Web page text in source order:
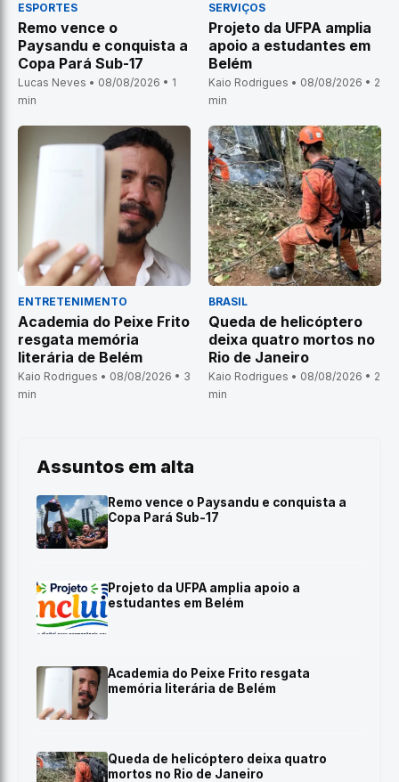
ESPORTES
Remo vence o
Paysandu e conquista a
Copa Pará Sub-17
Lucas Neves • 08/08/2026 • 1
min
SERVIÇOS
Projeto da UFPA amplia
apoio a estudantes em
Belém
Kaio Rodrigues • 08/08/2026 • 2
min
ENTRETENIMENTO
Academia do Peixe Frito
resgata memória
literária de Belém
Kaio Rodrigues • 08/08/2026 • 3
min
BRASIL
Queda de helicóptero
deixa quatro mortos no
Rio de Janeiro
Kaio Rodrigues • 08/08/2026 • 2
min
Assuntos em alta
Remo vence o Paysandu e conquista a
Copa Pará Sub-17
Projeto da UFPA amplia apoio a
estudantes em Belém
Academia do Peixe Frito resgata
memória literária de Belém
Queda de helicóptero deixa quatro
mortos no Rio de Janeiro